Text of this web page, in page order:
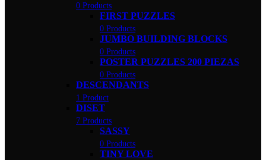
0 Products
FIRST PUZZLES
0 Products
JUMBO BUILDING BLOCKS
0 Products
POSTER PUZZLES 200 PIEZAS
0 Products
DESCENDANTS
1 Product
DISET
7 Products
SASSY
0 Products
TINY LOVE